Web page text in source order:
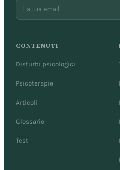
CONTENUTI
Disturbi psicologici
Psicoterapie
Articoli
Glossario
Test